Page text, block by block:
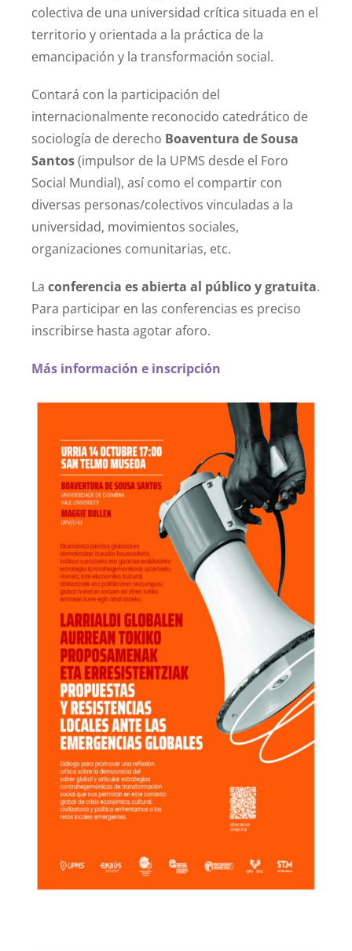
colectiva de una universidad crítica situada en el
territorio y orientada a la práctica de la
emancipación y la transformación social.
Contará con la participación del
internacionalmente reconocido catedrático de
sociología de derecho Boaventura de Sousa
Santos(impulsor de la UPMS desde el Foro
Social Mundial), así como el compartir con
diversas personas/colectivos vinculadas a la
universidad, movimientos sociales,
organizaciones comunitarias, etc.
La conferencia es abierta al público y gratuita.
Para participar en las conferencias es preciso
inscribirse hasta agotar aforo.
Más información e inscripción